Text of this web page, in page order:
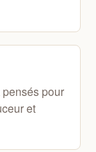
pour
et